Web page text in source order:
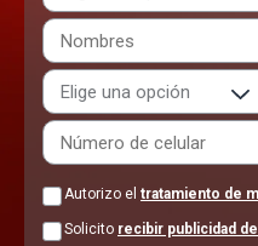
Autorizo el tratamiento de
Solicito recibir publicidad